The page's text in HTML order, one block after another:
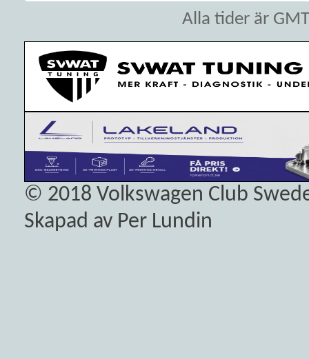
Alla tider är
© 2018 Volkswagen Club
Skapad av Per Lundin